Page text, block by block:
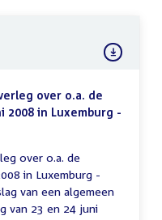
over o.a. de
2008 in Luxemburg -
over o.a. de
in Luxemburg -
van een algemeen
van 23 en 24 juni